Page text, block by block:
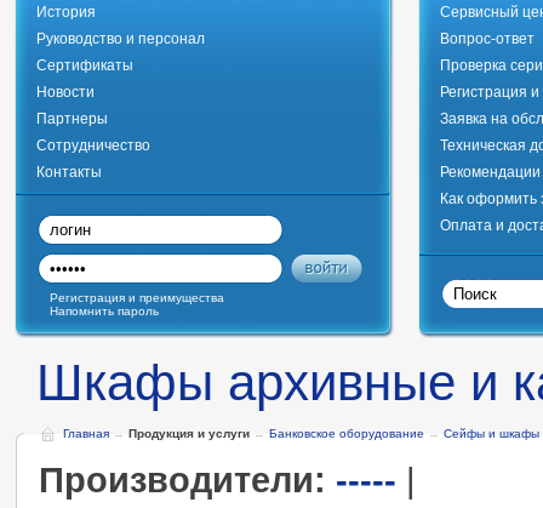
История
Руководство и персонал
Сертификаты
Новости
Партнеры
Сотрудничество
Контакты
Сервисный
Вопрос-ответ
Проверка
Регистрация
Заявка на
Техническая
Как оформить
Оплата и
Регистрация и преимущества
Напомнить пароль
Шкафы архивные и
Главная → Продукция и услуги → Банковское оборудование → Сейфы и шкафы
Производители: ----- |